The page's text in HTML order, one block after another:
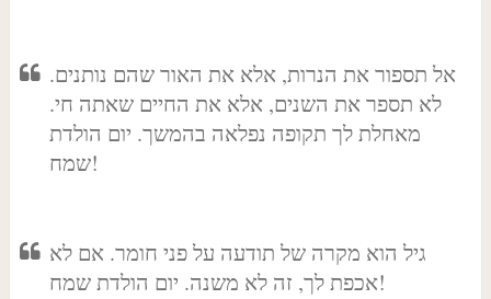
אל תספור את הנרות, אלא את האור שהם נותנים.
לא תספר את השנים, אלא את החיים שאתה חי.
מאחלת לך תקופה נפלאה בהמשך. יום הולדת
שמח!
גיל הוא מקרה של תודעה על פני חומר. אם לא
אכפת לך, זה לא משנה. יום הולדת שמח!